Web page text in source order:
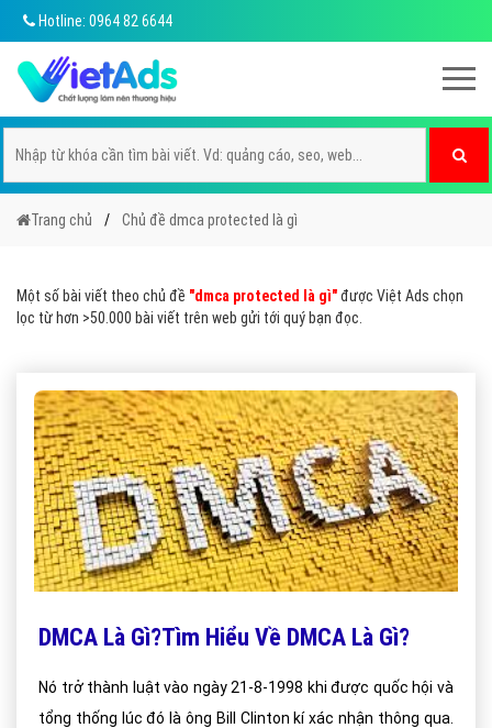
Hotline: 0964 82 6644
Trang chủ Chủ đề dmca protected là gì
Một số bài viết theo chủ đề "dmca protected là gì"được Việt Ads chọn
lọc từ hơn >50.000 bài viết trên web gửi tới quý bạn đọc.
DMCA Là Gì?Tìm Hiểu Về DMCA Là Gì?
Nó trở thành luật vào ngày 21-8-1998 khi được quốc hội và
tổng thống lúc đó là ông Bill Clinton kí xác nhận thông qua.